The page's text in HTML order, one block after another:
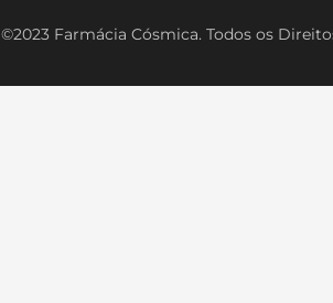
©2023 Farmácia Cósmica. Todos os